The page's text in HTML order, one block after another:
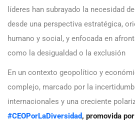
líderes han subrayado la necesidad
desde una perspectiva estratégica,
humano y social, y enfocada en
como la desigualdad o la exclusión
En un contexto geopolítico y
complejo, marcado por la
internacionales y una creciente
#CEOPorLaDiversidad, promovida